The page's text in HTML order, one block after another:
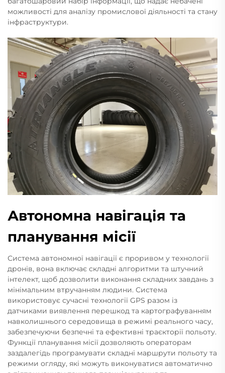
можливості для аналізу промислової діяльності та стану
інфраструктури.
Автономна навігація та
планування місії
Система автономної навігації є проривом у технології
дронів, вона включає складні алгоритми та штучний
інтелект, щоб дозволити виконання складних завдань з
мінімальним втручанням людини. Система
використовує сучасні технології GPS разом із
датчиками виявлення перешкод та картографуванням
навколишнього середовища в режимі реального часу,
забезпечуючи безпечні та ефективні траєкторії польоту.
Функції планування місії дозволяють операторам
заздалегідь програмувати складні маршрути польоту та
режими огляду, які можуть виконуватися автоматично